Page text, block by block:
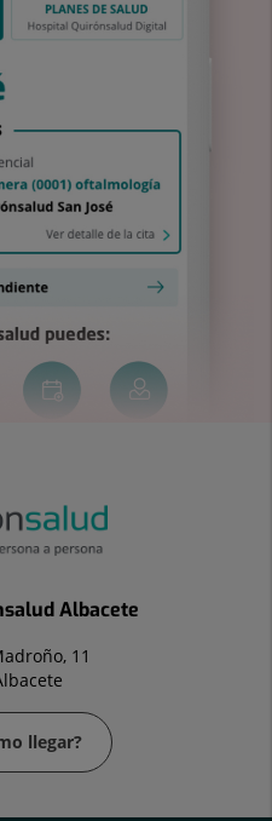
Albacete
11
llegar?